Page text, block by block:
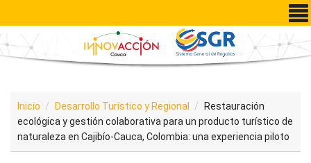
Pasar al contenido principal
Inicio Desarrollo Turístico y Regional
Restauración
ecológica y gestión colaborativa para un producto turístico de
naturaleza en Cajibío-Cauca, Colombia: una experiencia piloto